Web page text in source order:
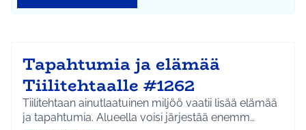
Tapahtumia ja elämää
Tiilitehtaalle #1262
Tiilitehtaan ainutlaatuinen miljöö vaatii lisää elämää
ja tapahtumia. Alueella voisi järjestää enemm…